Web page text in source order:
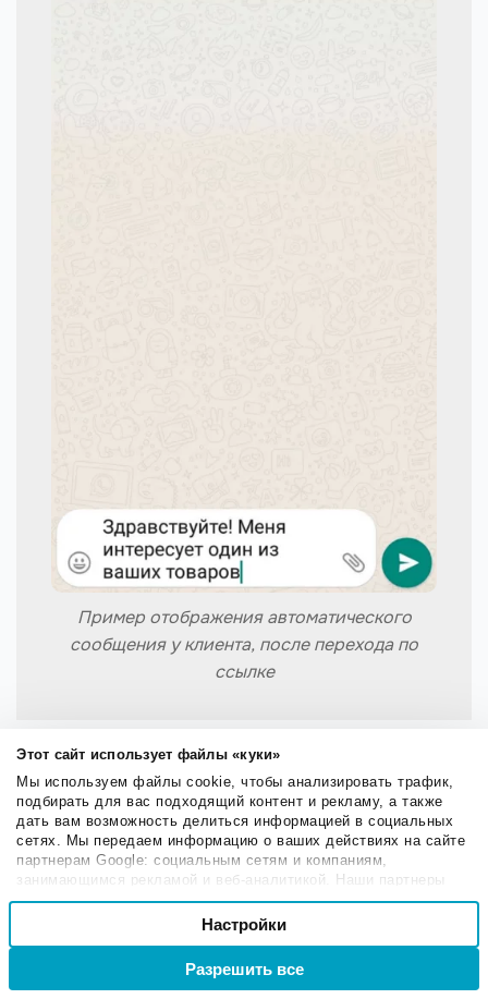
Этот сайт использует файлы «куки»
Мы используем файлы cookie, чтобы анализировать трафик,
подбирать для вас подходящий контент и рекламу, а также
дать вам возможность делиться информацией в социальных
сетях. Мы передаем информацию о ваших действиях на сайте
партнерам Google: социальным сетям и компаниям,
занимающимся рекламой и веб-аналитикой. Наши партнеры
могут комбинировать эти сведения с предоставленной вами
информацией, а также данными, которые они получили при
использовании вами их сервисов.
Выбор
Настроечные
Настройки
Разрешить все
Пример отображения автоматического
сообщения у клиента, после перехода по
ссылке
Преимущества бизнес-аккаунта
Бесплатный доступ.
Защита персональных данных при помощи
сквозного шифрования.
Отслеживание статусов сообщений —
количество отправленных, доставленных,
со статистикой: Настройки — «Инструменты для